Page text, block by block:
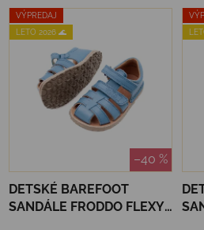
VÝPREDAJ
LETO 2026 🌊
–40 %
DETSKÉ BAREFOOT
SANDÁLE FRODDO FLEXY